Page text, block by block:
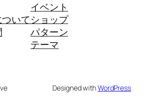
いて
イベント
ショップ
パターン
テーマ
Designed withWordPress